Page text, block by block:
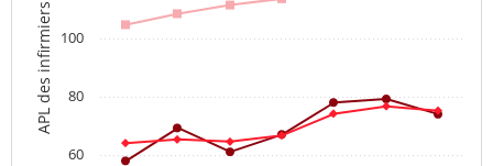
APL des infirmiers
60
80
100